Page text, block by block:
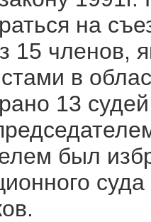
на
15 членов,
в
13
был